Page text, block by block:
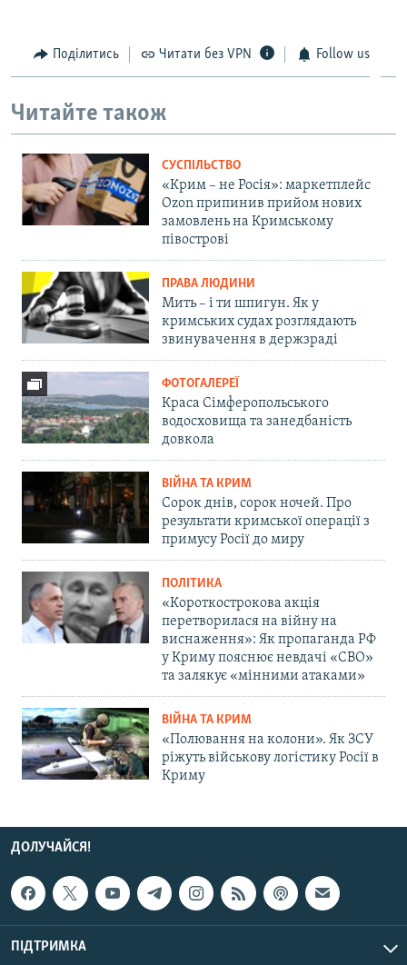
720p 1080p
720p
1080p
Поділитись Читати без VPN Follow us
Читайте також
СУСПІЛЬСТВО
«Крим – не Росія»: маркетплейс
Ozon припинив прийом нових
замовлень на Кримському
півострові
ПРАВА ЛЮДИНИ
Мить – і ти шпигун. Як у
кримських судах розглядають
звинувачення в держзраді
ФОТОГАЛЕРЕЇ
Краса Сімферопольського
водосховища та занедбаність
довкола
ВІЙНА ТА КРИМ
Сорок днів, сорок ночей. Про
результати кримської операції з
примусу Росії до миру
ПОЛІТИКА
«Короткострокова акція
перетворилася на війну на
виснаження»: Як пропаганда РФ
у Криму пояснює невдачі «СВО»
та залякує «мінними атаками»
ВІЙНА ТА КРИМ
«Полювання на колони». Як ЗСУ
ріжуть військову логістику Росії в
Криму
ДОЛУЧАЙСЯ!
ПІДТРИМКА